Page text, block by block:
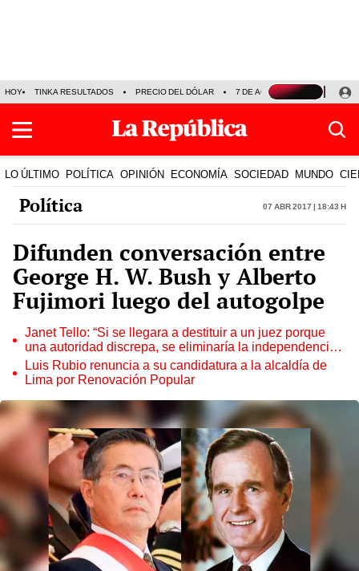
HOY TINKA RESULTADOS PRECIO DEL DÓLAR 7 DE AGOSTO OLLANTA
LO ÚLTIMO POLÍTICA OPINIÓN ECONOMÍA SOCIEDAD MUNDO
Política 07 Abr 2017 | 18:43 h
Difunden conversación entre
George H. W. Bush y Alberto
Fujimori luego del autogolpe
Janet Tello: “Si se llegara a destituir a un juez porque
una autoridad discrepa, se eliminaría la independencia
judicial”
Luis Rubio renuncia a su candidatura a la alcaldía de
Lima por Renovación Popular